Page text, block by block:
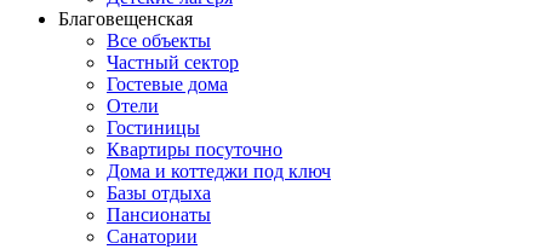
Благовещенская
Все объекты
Частный сектор
Гостевые дома
Отели
Гостиницы
Квартиры посуточно
Дома и коттеджи под ключ
Базы отдыха
Пансионаты
Санатории